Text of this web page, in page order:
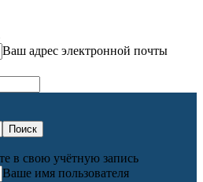
Ваш адрес электронной почты
в свою учётную запись
Ваше имя пользователя